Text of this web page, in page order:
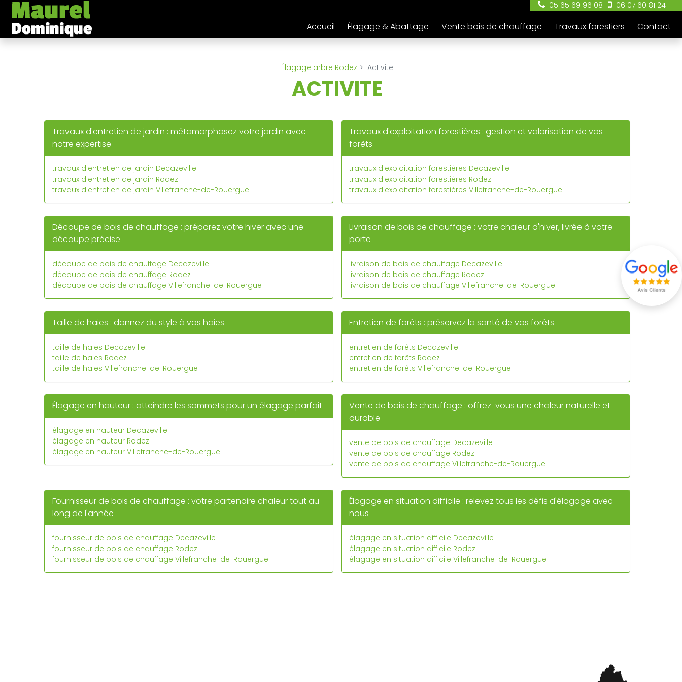
05 65 69 96 08 06 07 60 81 24
Accueil Élagage & Abattage Vente bois de chauffage Travaux forestiers Contact
Élagage arbre Rodez Activite
ACTIVITE
Travaux d'entretien de jardin : métamorphosez votre jardin avec
notre expertise
travaux d'entretien de jardin Decazeville
travaux d'entretien de jardin Rodez
travaux d'entretien de jardin Villefranche-de-Rouergue
Travaux d'exploitation forestières : gestion et valorisation de vos
forêts
travaux d'exploitation forestières Decazeville
travaux d'exploitation forestières Rodez
travaux d'exploitation forestières Villefranche-de-Rouergue
Découpe de bois de chauffage : préparez votre hiver avec une
découpe précise
découpe de bois de chauffage Decazeville
découpe de bois de chauffage Rodez
découpe de bois de chauffage Villefranche-de-Rouergue
Livraison de bois de chauffage : votre chaleur d'hiver, livrée à votre
porte
livraison de bois de chauffage Decazeville
livraison de bois de chauffage Rodez
livraison de bois de chauffage Villefranche-de-Rouergue
Taille de haies : donnez du style à vos haies
taille de haies Decazeville
taille de haies Rodez
taille de haies Villefranche-de-Rouergue
Entretien de forêts : préservez la santé de vos forêts
entretien de forêts Decazeville
entretien de forêts Rodez
entretien de forêts Villefranche-de-Rouergue
Élagage en hauteur : atteindre les sommets pour un élagage parfait
élagage en hauteur Decazeville
élagage en hauteur Rodez
élagage en hauteur Villefranche-de-Rouergue
Vente de bois de chauffage : offrez-vous une chaleur naturelle et
durable
vente de bois de chauffage Decazeville
vente de bois de chauffage Rodez
vente de bois de chauffage Villefranche-de-Rouergue
Fournisseur de bois de chauffage : votre partenaire chaleur tout au
long de l'année
fournisseur de bois de chauffage Decazeville
fournisseur de bois de chauffage Rodez
fournisseur de bois de chauffage Villefranche-de-Rouergue
Élagage en situation difficile : relevez tous les défis d'élagage avec
nous
élagage en situation difficile Decazeville
élagage en situation difficile Rodez
élagage en situation difficile Villefranche-de-Rouergue
Panneau de gestion des cookies